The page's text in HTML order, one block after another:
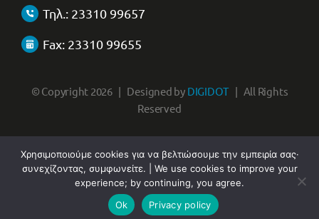
Τηλ.: 23310 99657
Fax: 23310 99655
© Copyright 2026 | Designed by DIGIDOT| All Rights
Reserved
English( Αγγλικά) Ελληνικά
Χρησιμοποιούμε cookies για να βελτιώσουμε την εμπειρία σας·
συνεχίζοντας, συμφωνείτε. | We use cookies to improve your
experience; by continuing, you agree.
Ok
Privacy policy